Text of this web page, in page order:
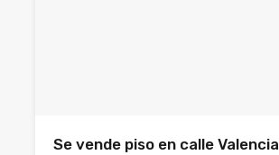
Se vende piso en calle Valencia